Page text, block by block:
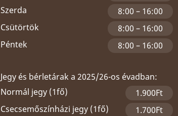
Szerda
8:00 – 16:00
Csütörtök
8:00 – 16:00
Péntek
8:00 – 16:00
Jegy és bérletárak a 2025/26-os évadban:
Normál jegy (1fő)
1.900Ft
Csecsemőszínházi jegy (1fő)
1.700Ft